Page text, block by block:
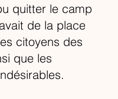
quitter le camp
de la place
citoyens des
que les